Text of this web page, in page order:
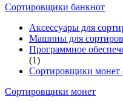
Cортировщики банкнот
Аксессуары для
Машины для
Программное
(1)
Сортировщики монет
Сортировщики монет